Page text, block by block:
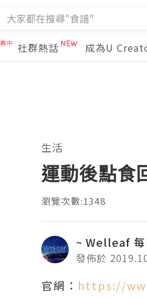
社群熱話 成為U
生活
運動後點食
瀏覽次數:1348
~ Welleaf 每
發佈於
官網： https://